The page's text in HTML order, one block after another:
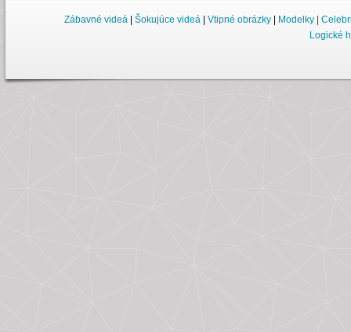
Zábavné videá | Šokujúce videá | Vtipné obrázky | Modelky |
Logické